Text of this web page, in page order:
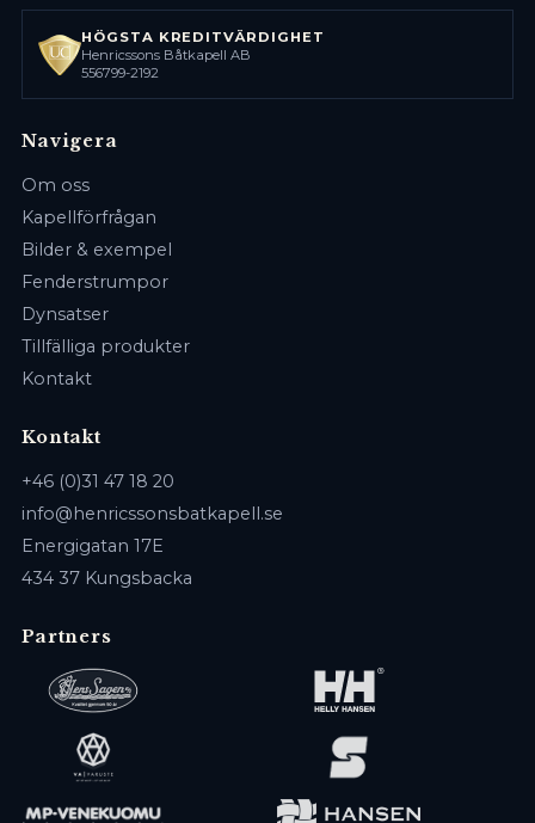
HÖGSTA KREDITVÄRDIGHET
Henricssons Båtkapell AB
556799-2192
Navigera
Om oss
Kapellförfrågan
Bilder & exempel
Fenderstrumpor
Dynsatser
Tillfälliga produkter
Kontakt
Kontakt
+46 (0)31 47 18 20
info@henricssonsbatkapell.se
Energigatan 17E
434 37 Kungsbacka
Partners